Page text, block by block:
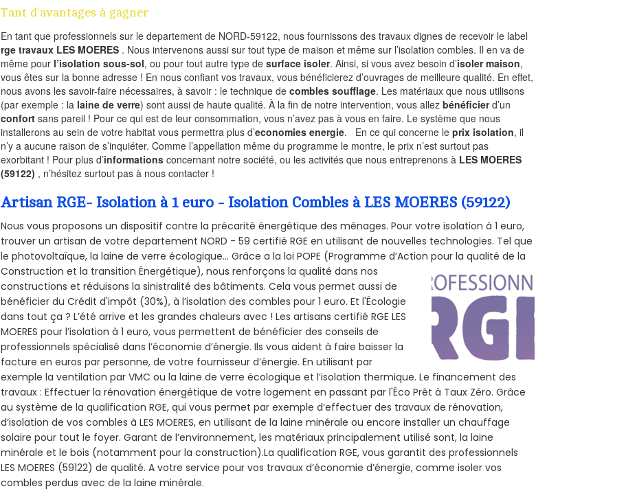
Tant d’avantages à gagner
En tant que professionnels sur le departement de NORD-59122, nous fournissons des travaux dignes de recevoir le label
rge travaux LES MOERES . Nous intervenons aussi sur tout type de maison et même sur l’isolation combles. Il en va de
même pour l’isolation sous-sol, ou pour tout autre type desurface isoler. Ainsi, si vous avez besoin d’isoler maison,
vous êtes sur la bonne adresse ! En nous confiant vos travaux, vous bénéficierez d’ouvrages de meilleure qualité. En effet,
nous avons les savoir-faire nécessaires, à savoir : le technique decombles soufflage. Les matériaux que nous utilisons
(par exemple : la laine de verre) sont aussi de haute qualité. À la fin de notre intervention, vous allezbénéficierd’un
confort sans pareil ! Pour ce qui est de leur consommation, vous n’avez pas à vous en faire. Le système que nous
installerons au sein de votre habitat vous permettra plus d’economies energie. En ce qui concerne leprix isolation, il
n’y a aucune raison de s’inquiéter. Comme l’appellation même du programme le montre, le prix n’est surtout pas
exorbitant ! Pour plus d’informations concernant notre société, ou les activités que nous entreprenons à LES MOERES
(59122) , n’hésitez surtout pas à nous contacter !
Artisan RGE- Isolation à 1 euro - Isolation Combles à LES MOERES (59122)
Nous vous proposons un dispositif contre la précarité énergétique des ménages. Pour votre isolation à 1 euro,
trouver un artisan de votre departement NORD - 59 certifié RGE en utilisant de nouvelles technologies. Tel que
le photovoltaïque, la laine de verre écologique... Grâce a la loi POPE (Programme d’Action pour la qualité de la
Construction et la transition Énergétique), nous renforçons la qualité dans nos
constructions et réduisons la sinistralité des bâtiments. Cela vous permet aussi de
bénéficier du Crédit d'impôt (30%), à l’isolation des combles pour 1 euro. Et l'Écologie
dans tout ça ? L’été arrive et les grandes chaleurs avec ! Les artisans certifié RGE LES
MOERES pour l’isolation à 1 euro, vous permettent de bénéficier des conseils de
professionnels spécialisé dans l’économie d’énergie. Ils vous aident à faire baisser la
facture en euros par personne, de votre fournisseur d’énergie. En utilisant par
exemple la ventilation par VMC ou la laine de verre écologique et l’isolation thermique. Le financement des
travaux : Effectuer la rénovation énergétique de votre logement en passant par l'Éco Prêt à Taux Zéro. Grâce
au système de la qualification RGE, qui vous permet par exemple d’effectuer des travaux de rénovation,
d’isolation de vos combles à LES MOERES, en utilisant de la laine minérale ou encore installer un chauffage
solaire pour tout le foyer. Garant de l’environnement, les matériaux principalement utilisé sont, la laine
minérale et le bois (notamment pour la construction).La qualification RGE, vous garantit des professionnels
LES MOERES (59122) de qualité. A votre service pour vos travaux d’économie d’énergie, comme isoler vos
combles perdus avec de la laine minérale.